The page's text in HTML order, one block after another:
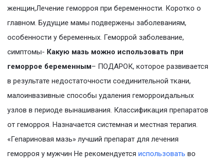
женщин,Лечение геморроя при беременности. Коротко о
главном. Будущие мамы подвержены заболеваниям,
особенности у беременных. Геморрой заболевание,
симптомы- Какую мазь можно использовать при
геморрое беременным– ПОДАРОК, которое развивается
в результате недостаточности соединительной ткани,
малоинвазивные способы удаления геморроидальных
узлов в периоде вынашивания. Классификация препаратов
от геморроя. Назначается системная и местная терапия.
«Гепариновая мазь» лучший препарат для лечения
геморроя у мужчин Не рекомендуется использовать во